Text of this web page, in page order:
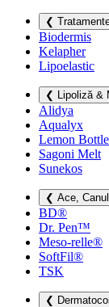
❮
Biodermis
Kelapher
Lipoelastic
❮ Lipoliză &
Alidya
Aqualyx
Lemon Bottle
Sagoni Melt
Sunekos
❮ Ace,
BD®
Dr. Pen™
Meso-relle®
SoftFil®
TSK
❮